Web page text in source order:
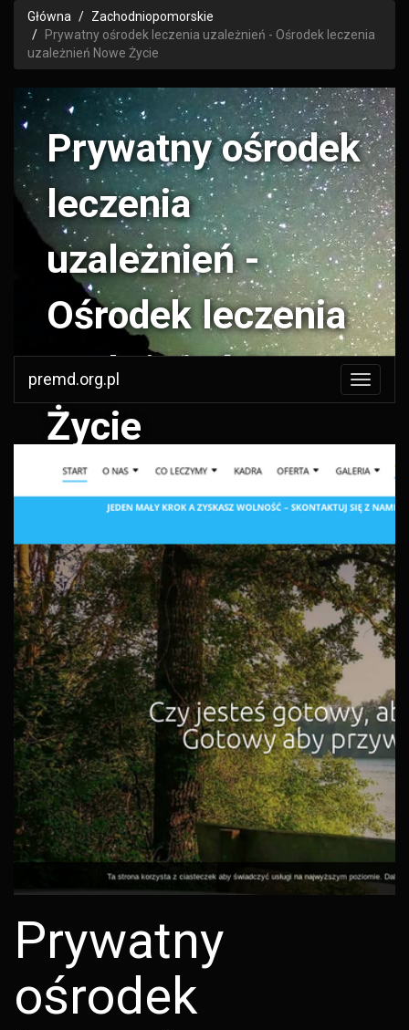
Główna
Zachodniopomorskie
Prywatny ośrodek leczenia uzależnień - Ośrodek leczenia
uzależnień Nowe Życie
Prywatny ośrodek
leczenia
uzależnień -
Ośrodek leczenia
uzależnień Nowe
Życie
Ośrodek Terapii Uzależnień Nowe
premd.org.pl
Prywatny
ośrodek